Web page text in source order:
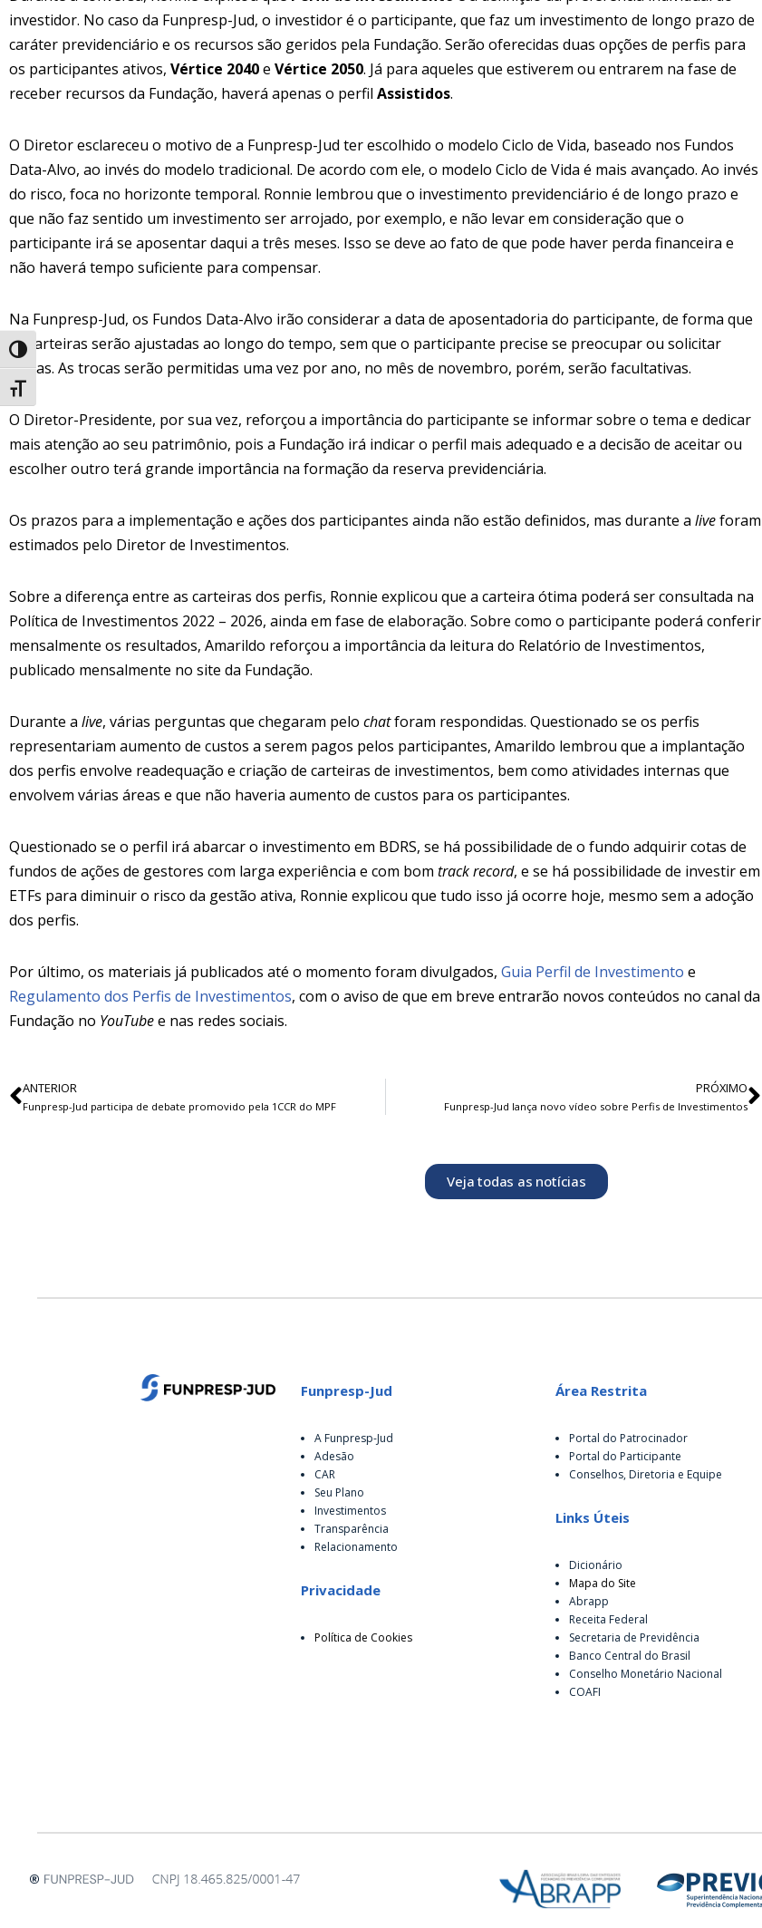
Alternar alto contraste
Alternar tamanho da fonte
investidor. No caso da Funpresp-Jud, o investidor é o participante, que faz um investimento de longo prazo de
caráter previdenciário e os recursos são geridos pela Fundação. Serão oferecidas duas opções de perfis para
os participantes ativos, Vértice 2040e Vértice 2050. Já para aqueles que estiverem ou entrarem na fase de
receber recursos da Fundação, haverá apenas o perfil Assistidos.
O Diretor esclareceu o motivo de a Funpresp-Jud ter escolhido o modelo Ciclo de Vida, baseado nos Fundos
Data-Alvo, ao invés do modelo tradicional. De acordo com ele, o modelo Ciclo de Vida é mais avançado. Ao invés
do risco, foca no horizonte temporal. Ronnie lembrou que o investimento previdenciário é de longo prazo e
que não faz sentido um investimento ser arrojado, por exemplo, e não levar em consideração que o
participante irá se aposentar daqui a três meses. Isso se deve ao fato de que pode haver perda financeira e
não haverá tempo suficiente para compensar.
Na Funpresp-Jud, os Fundos Data-Alvo irão considerar a data de aposentadoria do participante, de forma que
as carteiras serão ajustadas ao longo do tempo, sem que o participante precise se preocupar ou solicitar
trocas. As trocas serão permitidas uma vez por ano, no mês de novembro, porém, serão facultativas.
O Diretor-Presidente, por sua vez, reforçou a importância do participante se informar sobre o tema e dedicar
mais atenção ao seu patrimônio, pois a Fundação irá indicar o perfil mais adequado e a decisão de aceitar ou
escolher outro terá grande importância na formação da reserva previdenciária.
Os prazos para a implementação e ações dos participantes ainda não estão definidos, mas durante a liveforam
estimados pelo Diretor de Investimentos.
Sobre a diferença entre as carteiras dos perfis, Ronnie explicou que a carteira ótima poderá ser consultada na
Política de Investimentos 2022 – 2026, ainda em fase de elaboração. Sobre como o participante poderá conferir
mensalmente os resultados, Amarildo reforçou a importância da leitura do Relatório de Investimentos,
publicado mensalmente no site da Fundação.
Durante a live, várias perguntas que chegaram pelo chatforam respondidas. Questionado se os perfis
representariam aumento de custos a serem pagos pelos participantes, Amarildo lembrou que a implantação
dos perfis envolve readequação e criação de carteiras de investimentos, bem como atividades internas que
envolvem várias áreas e que não haveria aumento de custos para os participantes.
Questionado se o perfil irá abarcar o investimento em BDRS, se há possibilidade de o fundo adquirir cotas de
fundos de ações de gestores com larga experiência e com bom track record, e se há possibilidade de investir em
ETFs para diminuir o risco da gestão ativa, Ronnie explicou que tudo isso já ocorre hoje, mesmo sem a adoção
dos perfis.
Por último, os materiais já publicados até o momento foram divulgados, Guia Perfil de Investimento e
Regulamento dos Perfis de Investimentos, com o aviso de que em breve entrarão novos conteúdos no canal da
Fundação no YouTubee nas redes sociais.
ANTERIOR
Funpresp-Jud participa de debate promovido pela 1CCR do MPF
PRÓXIMO
Funpresp-Jud lança novo vídeo sobre Perfis de Investimentos
Veja todas as notícias
Funpresp-Jud
A Funpresp-Jud
Adesão
CAR
Seu Plano
Investimentos
Transparência
Relacionamento
Privacidade
Política de Cookies
Área Restrita
Portal do Patrocinador
Portal do Participante
Conselhos, Diretoria e Equipe
Links Úteis
Dicionário
Mapa do Site
Abrapp
Receita Federal
Secretaria de Previdência
Banco Central do Brasil
Conselho Monetário Nacional
COAFI